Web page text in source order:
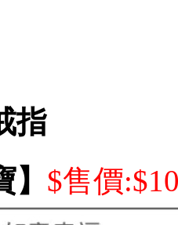
指
$售價